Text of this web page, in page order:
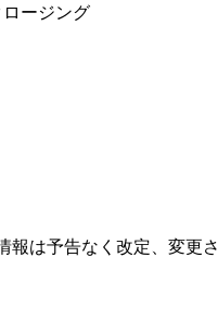
ージング
は予告なく改定、変更